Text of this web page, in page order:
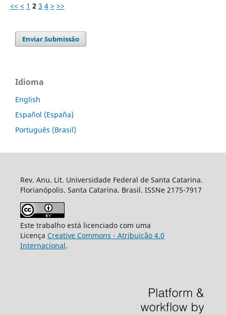
<< < 1 2 3 4 > >>
Enviar Submissão
Idioma
English
Español (España)
Português (Brasil)
Rev. Anu. Lit. Universidade Federal de Santa Catarina.
Florianópolis. Santa Catarina. Brasil. ISSNe 2175-7917
Este trabalho está licenciado com uma
Licença Creative Commons - Atribuição 4.0
Internacional.